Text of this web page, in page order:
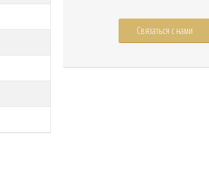
Связаться с нами